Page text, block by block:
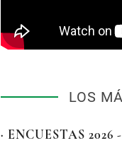
LOS
· ENCUESTAS